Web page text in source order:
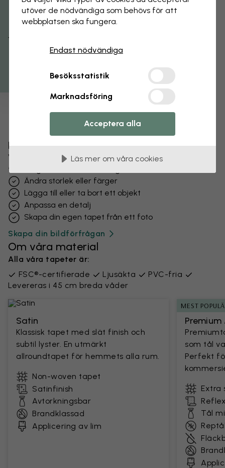
Förändra din tapet
Vårt designteam kan justera vilket motiv som helst
för att göra det unikt för dig.
Ändra storlek eller färger
Lägga till eller ta bort ett objekt
Anpassa en detalj
Skapa din egen tapet från ett foto
Skapa din bildförfrågan
Om våra material
Alla våra tapeter är:
FSC®-certifierade
Ljusäkta
PVC-fria
Levereras i 45 cm breda våder
Satin
Klassisk tapet med slät finish och
subtil lyster. En utmärkt
allroundtapet för hemmets alla rum.
Non-woven tapet
Satinfinish
Avtorkningsbar
Brandklassad
Applicering av lim
MEST
som tål
Perfekt
Extra
Tål
Få 15% rabatt
utöver de nödvändiga som behövs för att
webbplatsen ska fungera.
Endast nödvändiga
Besöksstatistik
Marknadsföring
Acceptera alla
Läs mer om våra cookies